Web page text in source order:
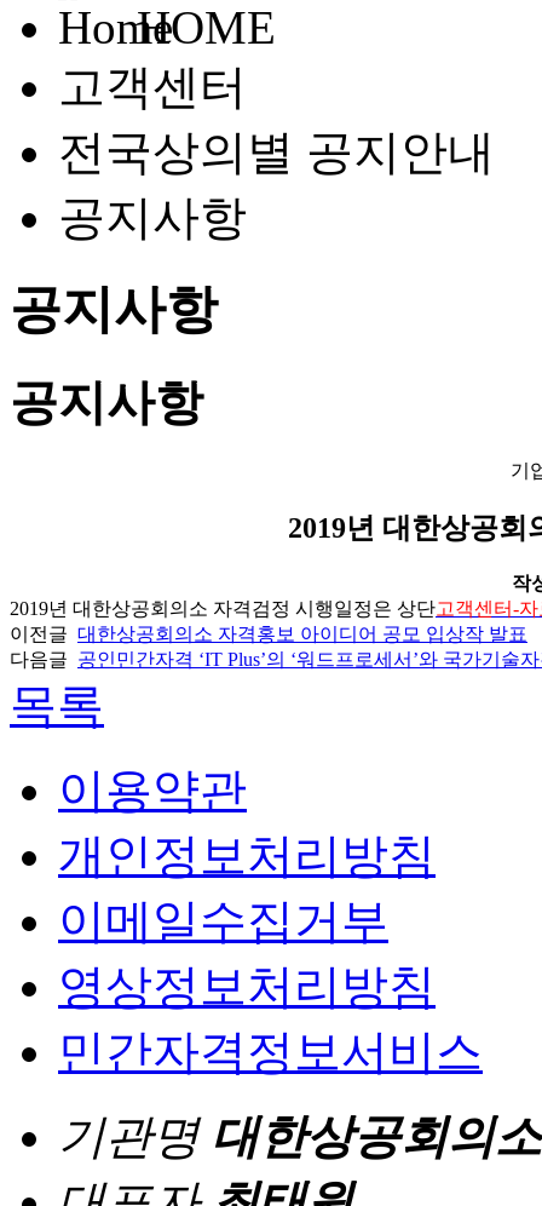
HOME
고객센터
전국상의별 공지안내
공지사항
공지사항
공지사항
기
2019년 대한상공
작
2019년 대한상공회의소 자격검정 시행일정은 상단고객센터-
이전글 대한상공회의소 자격홍보 아이디어 공모 입상작 발표
다음글 공인민간자격 ‘IT Plus’의 ‘워드프로세서’와 국가기술
목록
이용약관
개인정보처리방침
이메일수집거부
영상정보처리방침
민간자격정보서비스
기관명 대한상공회의소